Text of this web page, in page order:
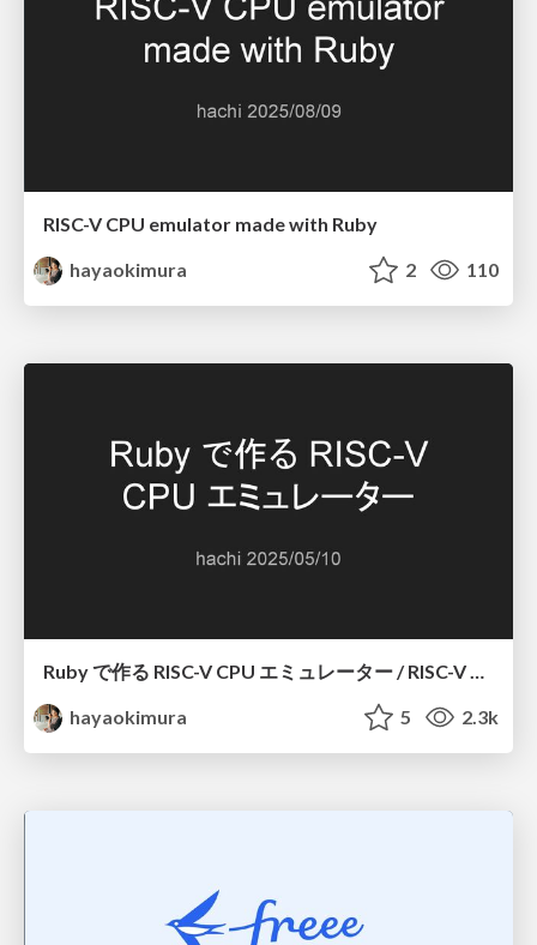
RISC-V CPU emulator made with Ruby
hayaokimura
2 110
Ruby で作る RISC-V CPU エミュレーター / RISC-V CPU emulator made with Ruby
hayaokimura
5 2.3k